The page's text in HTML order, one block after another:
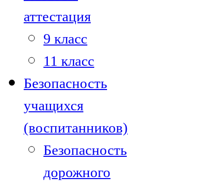
аттестация
9 класс
11 класс
Безопасность
учащихся
(воспитанников)
Безопасность
дорожного